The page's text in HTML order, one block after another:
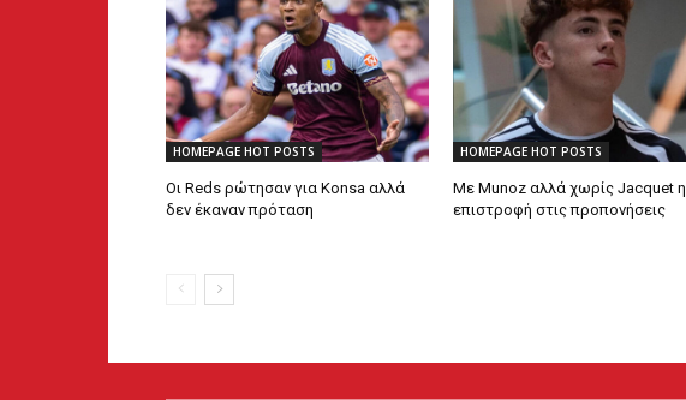
HOMEPAGE HOT POSTS
Οι Reds ρώτησαν για Konsa αλλά
δεν έκαναν πρόταση
HOMEPAGE HOT POSTS
Με Munoz αλλά χωρίς Jacquet η
επιστροφή στις προπονήσεις